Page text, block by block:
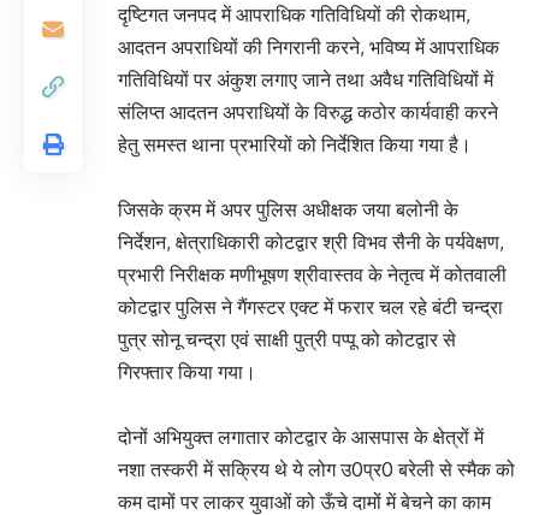
दृष्टिगत जनपद में आपराधिक गतिविधियों की रोकथाम,
आदतन अपराधियों की निगरानी करने, भविष्य में आपराधिक
गतिविधियों पर अंकुश लगाए जाने तथा अवैध गतिविधियों में
संलिप्त आदतन अपराधियों के विरुद्ध कठोर कार्यवाही करने
हेतु समस्त थाना प्रभारियों को निर्देशित किया गया है।
जिसके क्रम में अपर पुलिस अधीक्षक जया बलोनी के
निर्देशन, क्षेत्राधिकारी कोटद्वार श्री विभव सैनी के पर्यवेक्षण,
प्रभारी निरीक्षक मणीभूषण श्रीवास्तव के नेतृत्व में कोतवाली
कोटद्वार पुलिस ने गैंगस्टर एक्ट में फरार चल रहे बंटी चन्द्रा
पुत्र सोनू चन्द्रा एवं साक्षी पुत्री पप्पू को कोटद्वार से
गिरफ्तार किया गया।
दोनों अभियुक्त लगातार कोटद्वार के आसपास के क्षेत्रों में
नशा तस्करी में सक्रिय थे ये लोग उ0प्र0 बरेली से स्मैक को
कम दामों पर लाकर युवाओं को ऊँचे दामों में बेचने का काम